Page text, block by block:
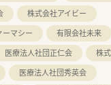
株式会社アイビー
ーマシー
有限会社未来
医療法人社団正仁会
株
医療法人社団秀英会